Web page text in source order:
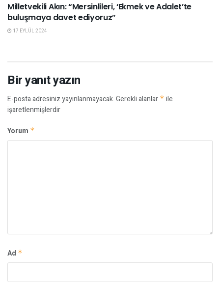
Milletvekili Akın: “Mersinlileri, ‘Ekmek ve Adalet’te
buluşmaya davet ediyoruz”
17 EYLÜL 2024
Bir yanıt yazın
E-posta adresiniz yayınlanmayacak.Gerekli alanlar * ile
işaretlenmişlerdir
Yorum *
Ad *